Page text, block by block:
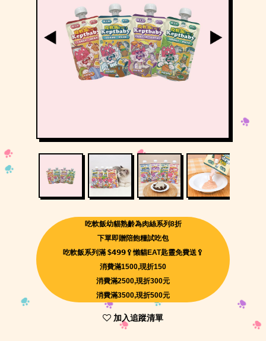
吃軟飯幼貓熟齡為肉絲系列8折
下單即贈陪飽糧試吃包
吃軟飯系列滿 $𝟰𝟵𝟵🥄懶貓EAT匙靈免費送🥄
消費滿1500,現折150
消費滿2500,現折300元
消費滿3500,現折500元
加入追蹤清單